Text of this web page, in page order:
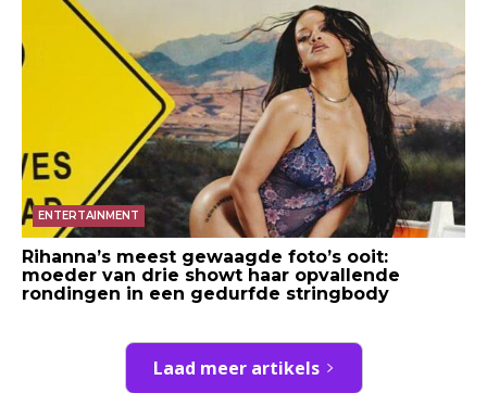
ENTERTAINMENT
Rihanna’s meest gewaagde foto’s ooit:
moeder van drie showt haar opvallende
rondingen in een gedurfde stringbody
Laad meer artikels